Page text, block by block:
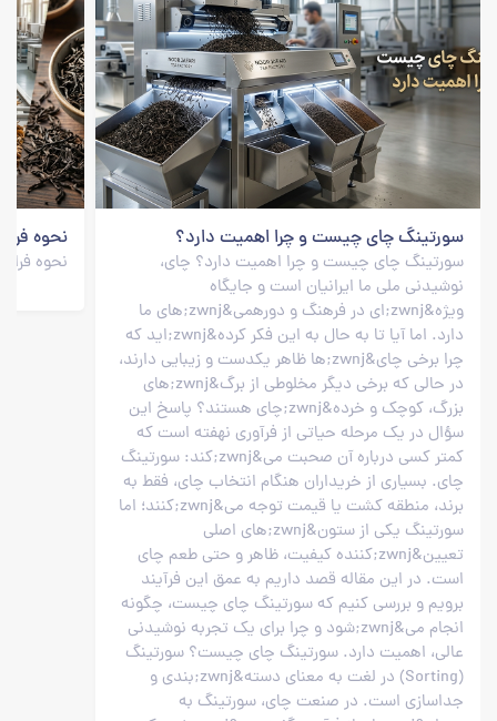
سورتینگ چای چیست و چرا اهمیت دارد؟
سورتینگ چای چیست و چرا اهمیت دارد؟ چای،
نوشیدنی ملی ما ایرانیان است و جایگاه
ویژه&zwnj;ای در فرهنگ و دورهمی&zwnj;های ما
دارد. اما آیا تا به حال به این فکر کرده&zwnj;اید که
چرا برخی چای&zwnj;ها ظاهر یکدست و زیبایی دارند،
در حالی که برخی دیگر مخلوطی از برگ&zwnj;های
بزرگ، کوچک و خرده&zwnj;چای هستند؟ پاسخ این
سؤال در یک مرحله حیاتی از فرآوری نهفته است که
کمتر کسی درباره آن صحبت می&zwnj;کند: سورتینگ
چای. بسیاری از خریداران هنگام انتخاب چای، فقط به
برند، منطقه کشت یا قیمت توجه می&zwnj;کنند؛ اما
سورتینگ یکی از ستون&zwnj;های اصلی
تعیین&zwnj;کننده کیفیت، ظاهر و حتی طعم چای
است. در این مقاله قصد داریم به عمق این فرآیند
برویم و بررسی کنیم که سورتینگ چای چیست، چگونه
انجام می&zwnj;شود و چرا برای یک تجربه نوشیدنی
عالی، اهمیت دارد. سورتینگ چای چیست؟ سورتینگ
(Sorting) در لغت به معنای دسته&zwnj;بندی و
جداسازی است. در صنعت چای، سورتینگ به
نحوه
نحوه